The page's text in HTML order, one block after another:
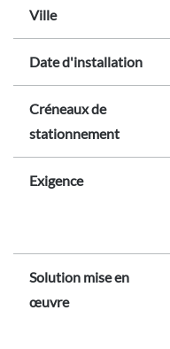
Ville
Date d'installation
Créneaux de
stationnement
Exigence
Solution mise en
œuvre